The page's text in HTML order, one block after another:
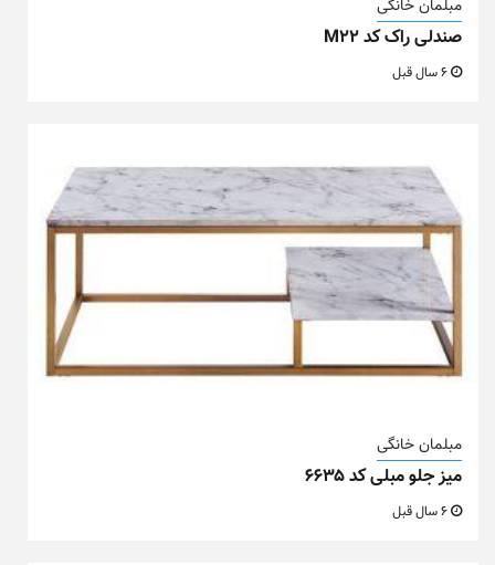
مبلمان خانگی
صندلی راک کد M22
مبلمان خانگی
میز جلو مبلی کد ۶۶۳۵